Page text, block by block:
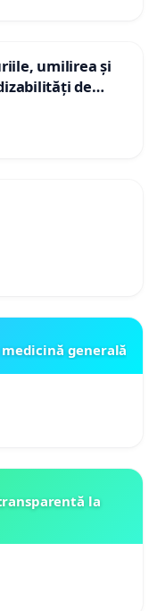
umilirea și
de
generală
la